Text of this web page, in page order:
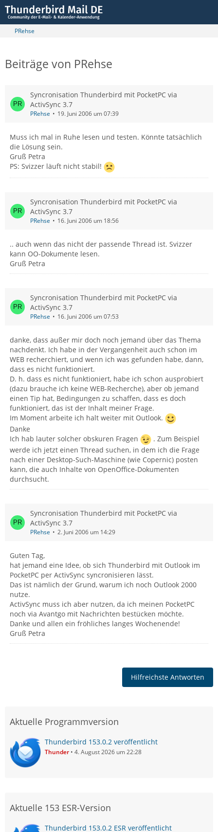
PRehse
Beiträge von PRehse
Syncronisation Thunderbird mit PocketPC via
ActivSync 3.7
PRehse 19. Juni 2006 um 07:39
Muss ich mal in Ruhe lesen und testen. Könnte tatsächlich
die Lösung sein.
Gruß Petra
PS: Svizzer läuft nicht stabil!
Syncronisation Thunderbird mit PocketPC via
ActivSync 3.7
PRehse 16. Juni 2006 um 18:56
.. auch wenn das nicht der passende Thread ist. Svizzer
kann OO-Dokumente lesen.
Gruß Petra
Syncronisation Thunderbird mit PocketPC via
ActivSync 3.7
PRehse 16. Juni 2006 um 07:53
danke, dass außer mir doch noch jemand über das Thema
nachdenkt. Ich habe in der Vergangenheit auch schon im
WEB recherchiert, und wenn ich was gefunden habe, dann,
dass es nicht funktioniert.
D. h. dass es nicht funktioniert, habe ich schon ausprobiert
(dazu brauche ich keine WEB-Recherche), aber ob jemand
einen Tip hat, Bedingungen zu schaffen, dass es doch
funktioniert, das ist der Inhalt meiner Frage.
Im Moment arbeite ich halt weiter mit Outlook.
Danke
Ich hab lauter solcher obskuren Fragen
. Zum Beispiel
werde ich jetzt einen Thread suchen, in dem ich die Frage
nach einer Desktop-Such-Maschine (wie Copernic) posten
kann, die auch Inhalte von OpenOffice-Dokumenten
durchsucht.
Syncronisation Thunderbird mit PocketPC via
ActivSync 3.7
PRehse 2. Juni 2006 um 14:29
Guten Tag,
hat jemand eine Idee, ob sich Thunderbird mit Outlook im
PocketPC per ActivSync syncronisieren lässt.
Das ist nämlich der Grund, warum ich noch Outlook 2000
nutze.
ActivSync muss ich aber nutzen, da ich meinen PocketPC
noch via Avantgo mit Nachrichten bestücken möchte.
Danke und allen ein fröhliches langes Wochenende!
Gruß Petra
Hilfreichste Antworten
Aktuelle Programmversion
Thunderbird 153.0.2 veröffentlicht
Thunder 4. August 2026 um 22:28
Aktuelle 153 ESR-Version
Thunderbird 153.0.2 ESR veröffentlicht